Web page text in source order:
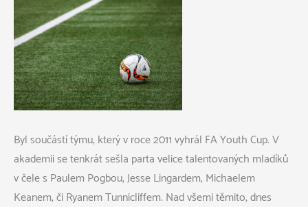
Byl součástí týmu, který v roce 2011 vyhrál FA Youth Cup. V
akademii se tenkrát sešla parta velice talentovaných mladíků
v čele s Paulem Pogbou, Jesse Lingardem, Michaelem
Keanem, či Ryanem Tunnicliffem. Nad všemi těmito, dnes